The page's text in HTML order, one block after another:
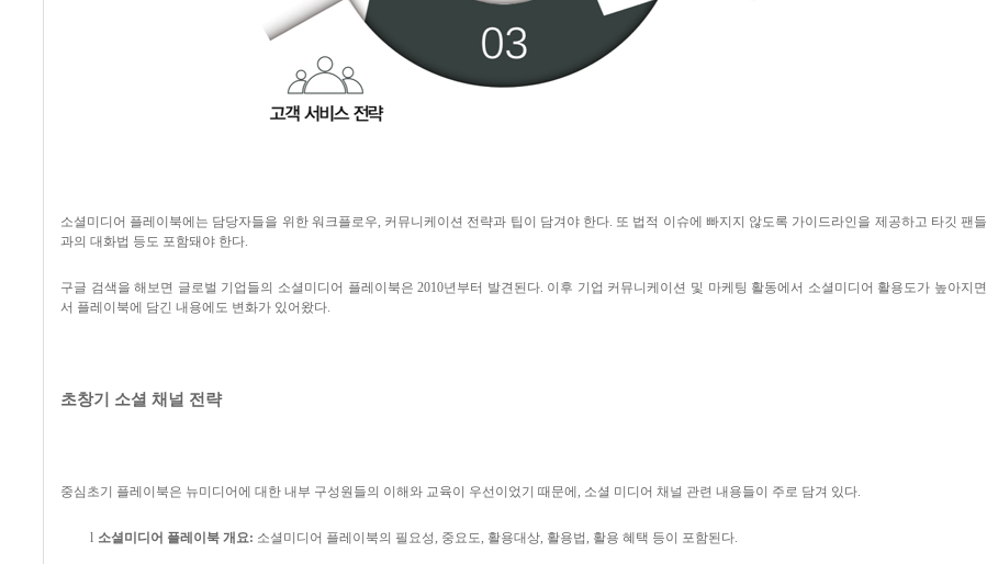
소셜미디어 플레이북에는 담당자들을 위한 워크플로우, 커뮤니케이션 전략과 팁이 담겨야 한다. 또 법적 이슈에 빠지지 않도록 가이드라인을 제공하고 타깃 팬들
과의 대화법 등도 포함돼야 한다.
구글 검색을 해보면 글로벌 기업들의 소셜미디어 플레이북은 2010년부터 발견된다. 이후 기업 커뮤니케이션 및 마케팅 활동에서 소셜미디어 활용도가 높아지면
서 플레이북에 담긴 내용에도 변화가 있어왔다.
초창기 소셜 채널 전략
중심초기 플레이북은 뉴미디어에 대한 내부 구성원들의 이해와 교육이 우선이었기 때문에 , 소셜 미디어 채널 관련 내용들이 주로 담겨 있다.
l 소셜미디어 플레이북 개요: 소셜미디어 플레이북의 필요성, 중요도, 활용대상, 활용법, 활용 혜택 등이 포함된다.